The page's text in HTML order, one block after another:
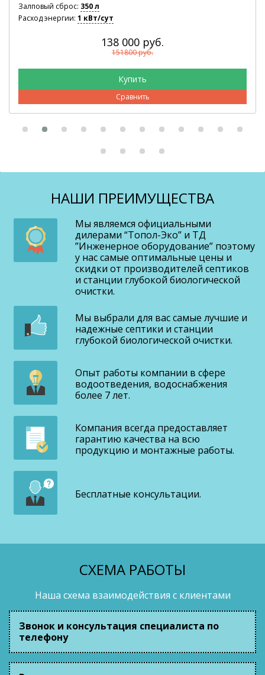
Залповый сброс: 350 л
Расход энергии: 1 кВт/сут
138 000 руб.
151800 руб.
Сравнить
НАШИ ПРЕИМУЩЕСТВА
Мы являемся официальными
дилерами “Топол-Эко” и ТД
”Инженерное оборудование” поэтому
у нас самые оптимальные цены и
скидки от производителей септиков
и станции глубокой биологической
очистки.
Мы выбрали для вас самые лучшие и
надежные септики и станции
глубокой биологической очистки.
Опыт работы компании в сфере
водоотведения, водоснабжения
более 7 лет.
Компания всегда предоставляет
гарантию качества на всю
продукцию и монтажные работы.
Бесплатные консультации.
СХЕМА РАБОТЫ
Наша схема взаимодействия с клиентами
Звонок и консультация специалиста по
телефону